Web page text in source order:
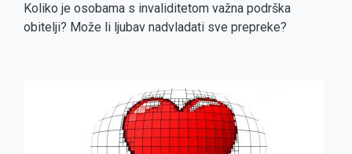
Koliko je osobama s invaliditetom važna podrška
obitelji? Može li ljubav nadvladati sve prepreke?